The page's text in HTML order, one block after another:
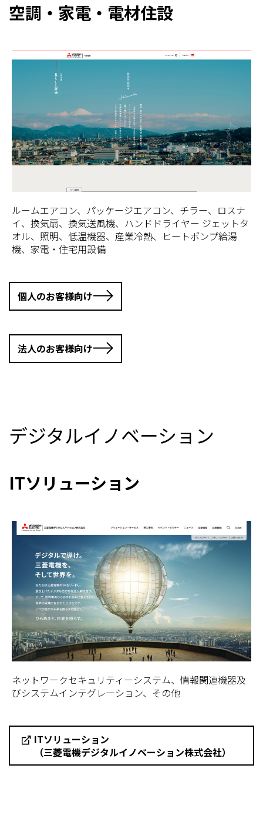
空調・家電・電材住設
ルームエアコン、パッケージエアコン、チラー、ロスナ
イ、換気扇、換気送風機、ハンドドライヤー ジェットタ
オル、照明、低温機器、産業冷熱、ヒートポンプ給湯
機、家電・住宅用設備
個人のお客様向け
法人のお客様向け
デジタルイノベーション
ITソリューション
ネットワークセキュリティーシステム、情報関連機器及
びシステムインテグレーション、その他
ITソリューション
（三菱電機デジタルイノベーション株式会社）